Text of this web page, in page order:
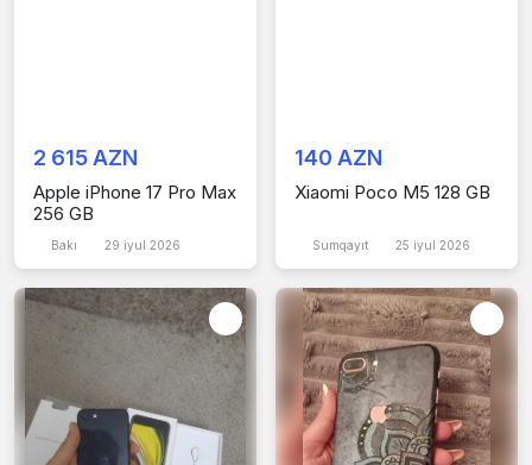
2 615 AZN
Apple iPhone 17 Pro Max
256 GB
Bakı 29 iyul 2026
140 AZN
Xiaomi Poco M5 128 GB
Sumqayıt 25 iyul 2026